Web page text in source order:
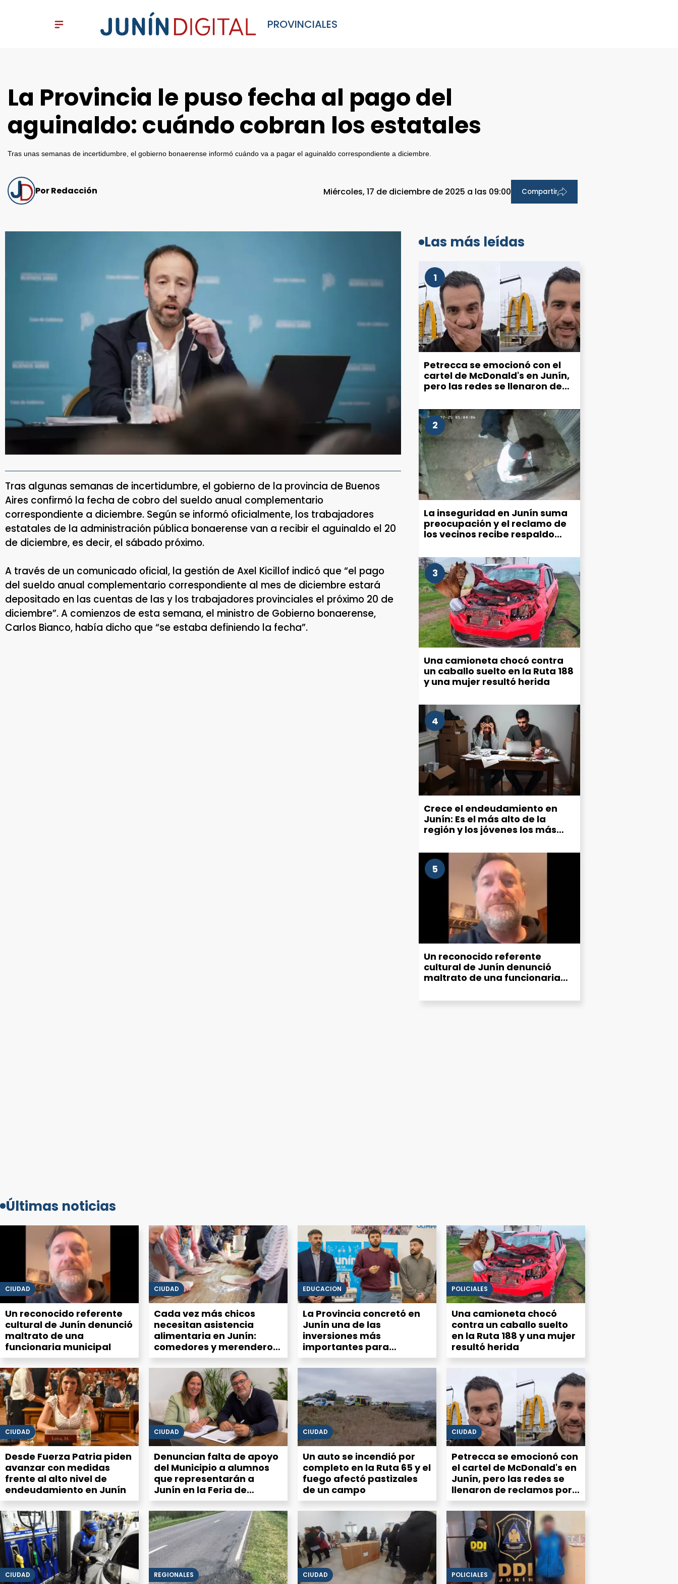
PROVINCIALES
La Provincia le puso fecha al pago del
aguinaldo: cuándo cobran los estatales
Tras unas semanas de incertidumbre, el gobierno bonaerense informó cuándo va a pagar el aguinaldo correspondiente a diciembre.
Por Redacción Miércoles, 17 de diciembre de 2025 a las 09:00 Compartir
Tras algunas semanas de incertidumbre, el gobierno de la provincia de Buenos
Aires confirmó la fecha de cobro del sueldo anual complementario
correspondiente a diciembre. Según se informó oficialmente, los trabajadores
estatales de la administración pública bonaerense van a recibir el aguinaldo el 20
de diciembre, es decir, el sábado próximo.
A través de un comunicado oficial, la gestión de Axel Kicillof indicó que “el pago
del sueldo anual complementario correspondiente al mes de diciembre estará
depositado en las cuentas de las y los trabajadores provinciales el próximo 20 de
diciembre”. A comienzos de esta semana, el ministro de Gobierno bonaerense,
Carlos Bianco, había dicho que “se estaba definiendo la fecha”.
Las más leídas
1
Petrecca se emocionó con el
cartel de McDonald's en Junín,
pero las redes se llenaron de
ciudad
2
La inseguridad en Junín suma
preocupación y el reclamo de
los vecinos recibe respaldo
3
Una camioneta chocó contra
un caballo suelto en la Ruta 188
y una mujer resultó herida
4
Crece el endeudamiento en
Junín: Es el más alto de la
región y los jóvenes los más
5
Un reconocido referente
cultural de Junín denunció
maltrato de una funcionaria
Últimas noticias
CIUDAD
Un reconocido referente
cultural de Junín denunció
maltrato de una
funcionaria municipal
CIUDAD
Cada vez más chicos
necesitan asistencia
alimentaria en Junín:
comedores y merenderos
advierten una demanda
que no deja de crecer
EDUCACIÓN
La Provincia concretó en
Junín una de las
inversiones más
importantes para
equipamiento del Servicio
Alimentario Escolar
POLICIALES
Una camioneta chocó
contra un caballo suelto
en la Ruta 188 y una mujer
resultó herida
CIUDAD
Desde Fuerza Patria piden
avanzar con medidas
frente al alto nivel de
endeudamiento en Junín
CIUDAD
Denuncian falta de apoyo
del Municipio a alumnos
que representarán a
Junín en la Feria de
Ciencias
CIUDAD
Un auto se incendió por
completo en la Ruta 65 y el
fuego afectó pastizales
de un campo
CIUDAD
Petrecca se emocionó con
el cartel de McDonald's en
Junín, pero las redes se
llenaron de reclamos por
el estado de la ciudad
CIUDAD REGIONALES CIUDAD POLICIALES